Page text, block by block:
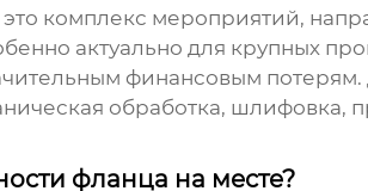
комплекс мероприятий,
актуально для крупных
финансовым потерям.
обработка,
фланца на месте?